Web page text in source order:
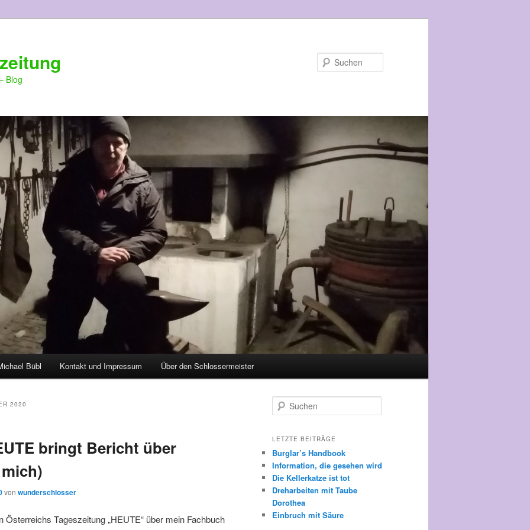
Blog
Bübl Kontakt und Impressum Über den Schlossermeister
2020
bringt Bericht über
von wunderschlosser
Österreichs Tageszeitung „HEUTE“ über mein Fachbuch
Suchen
LETZTE BEITRÄGE
Burglar’s Handbook
Information, die gesehen wird
Die Kellerkatze ist tot
Dreharbeiten mit Taube
Dorothea
Einbruch mit Säure